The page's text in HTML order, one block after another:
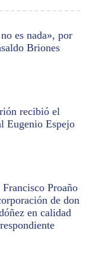
es nada», por
Briones
recibió el
Eugenio Espejo
Proaño
de don
en calidad